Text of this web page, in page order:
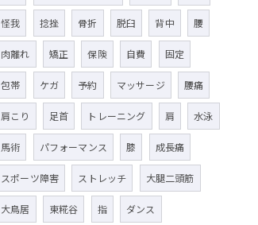
怪我 捻挫 骨折 脱臼 背中 腰
肉離れ 矯正 保険 自費 固定
包帯 ケガ 予約 マッサージ 腰痛
肩こり 足首 トレーニング 肩 水泳
馬術 パフォーマンス 膝 成長痛
スポーツ障害 ストレッチ 大腿二頭筋
大鳥居 東糀谷 指 ダンス